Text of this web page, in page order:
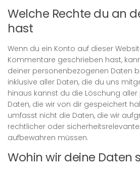
Welche Rechte du an
hast
Wenn du ein Konto auf dieser
Kommentare geschrieben hast,
deiner personenbezogenen Daten
inklusive aller Daten, die du uns
hinaus kannst du die Löschung
Daten, die wir von dir gespeichert
umfasst nicht die Daten, die wir
rechtlicher oder
aufbewahren müssen.
Wohin wir deine Daten